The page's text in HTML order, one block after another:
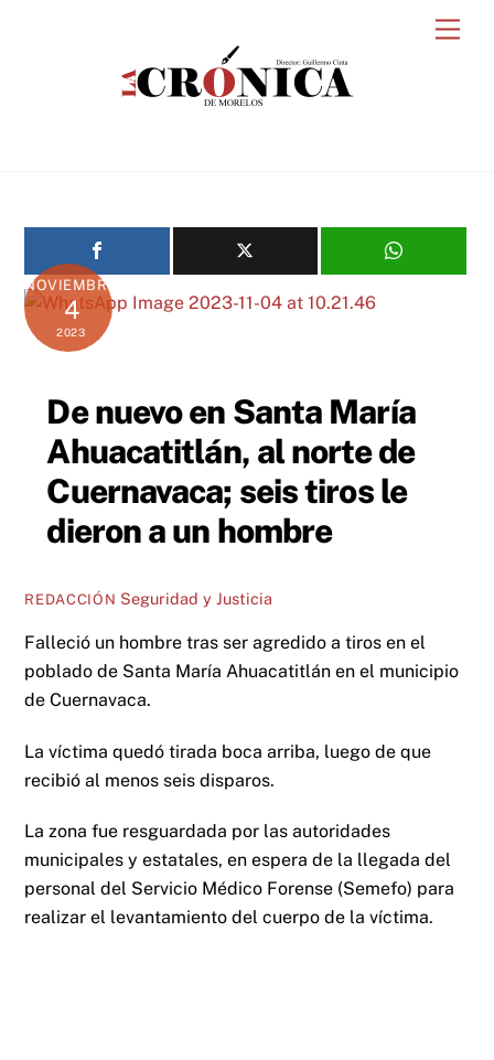
NOVIEMBRE
4
2023
De nuevo en Santa María
Ahuacatitlán, al norte de
Cuernavaca; seis tiros le
dieron a un hombre
REDACCIÓN Seguridad y Justicia
Falleció un hombre tras ser agredido a tiros en el
poblado de Santa María Ahuacatitlán en el municipio
de Cuernavaca.
La víctima quedó tirada boca arriba, luego de que
recibió al menos seis disparos.
La zona fue resguardada por las autoridades
municipales y estatales, en espera de la llegada del
personal del Servicio Médico Forense (Semefo) para
realizar el levantamiento del cuerpo de la víctima.